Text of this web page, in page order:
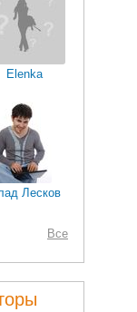
Elenka
Лесков
Все